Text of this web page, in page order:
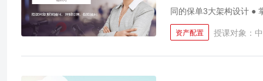
同的保单3大架构设计 ●
构设计 ● 用法商思维帮
资产配置 授课对象：